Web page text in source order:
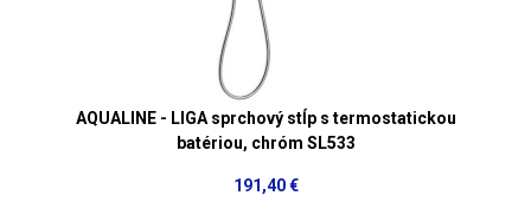
AQUALINE - LIGA sprchový stĺp s termostatickou
batériou, chróm SL533
191,40 €